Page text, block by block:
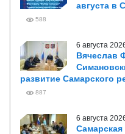
августа в
588
6 августа
Вячеслав
развитие Самарского
887
6 августа
Самарская